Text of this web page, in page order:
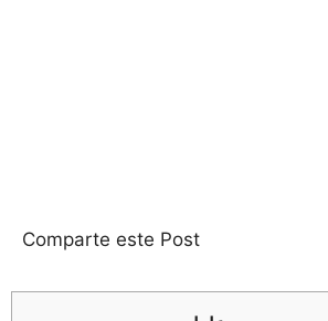
Comparte este Post